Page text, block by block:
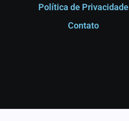
Política de Privacidade
Contato